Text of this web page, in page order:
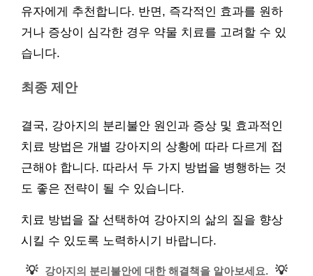
유자에게 추천합니다. 반면, 즉각적인 효과를 원하
거나 증상이 심각한 경우 약물 치료를 고려할 수 있
습니다.
최종 제안
결국, 강아지의 분리불안 원인과 증상 및 효과적인
치료 방법은 개별 강아지의 상황에 따라 다르게 접
근해야 합니다. 따라서 두 가지 방법을 병행하는 것
도 좋은 전략이 될 수 있습니다.
치료 방법을 잘 선택하여 강아지의 삶의 질을 향상
시킬 수 있도록 노력하시기 바랍니다.
💡 강아지의 분리불안에 대한 해결책을 알아보세요. 💡